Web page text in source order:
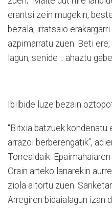
erantsi zein mugekin,
bezala, irratsaio
azpimarratu zuen. Beti
lagun, senide… ahaztu gabe.
Ibilbide luze bezain
“Bitxia batzuek
arrazoi berberengatik”,
Torrealdaik.
Orain arteko lanarekin
ziola aitortu zuen.
Arregiren bidaialagun izan